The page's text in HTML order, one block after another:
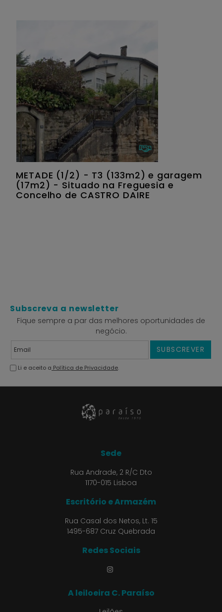
METADE (1/2) - T3 (133m2) e garagem
(17m2) - Situado na Freguesia e
Concelho de CASTRO DAIRE
Subscreva a newsletter
Fique sempre a par das melhores oportunidades de
negócio.
SUBSCREVER
Li e aceito a Política de Privacidade.
Sede
Rua Andrade, 2 R/C Dto
1170-015 Lisboa
Escritório e Armazém
Rua Casal dos Netos, Lt. 15
1495-687 Cruz Quebrada
Redes Sociais
A leiloeira C. Paraíso